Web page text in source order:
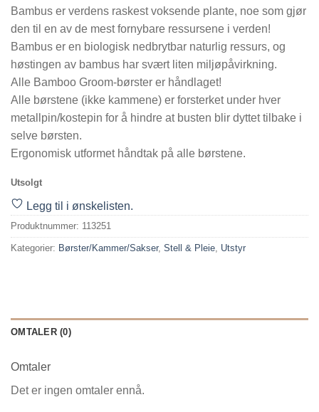
Bambus er verdens raskest voksende plante, noe som gjør
den til en av de mest fornybare ressursene i verden!
Bambus er en biologisk nedbrytbar naturlig ressurs, og
høstingen av bambus har svært liten miljøpåvirkning.
Alle Bamboo Groom-børster er håndlaget!
Alle børstene (ikke kammene) er forsterket under hver
metallpin/kostepin for å hindre at busten blir dyttet tilbake i
selve børsten.
Ergonomisk utformet håndtak på alle børstene.
Utsolgt
Legg til i ønskelisten.
Produktnummer: 113251
Kategorier: Børster/Kammer/Sakser, Stell & Pleie, Utstyr
OMTALER (0)
Omtaler
Det er ingen omtaler ennå.